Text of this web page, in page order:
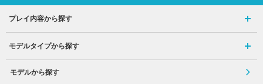
プレイ内容から探す
モデルタイプから探す
モデルから探す